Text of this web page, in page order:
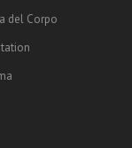
del Corpo